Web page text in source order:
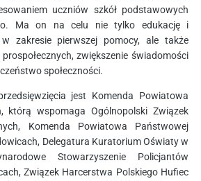
uczniów szkół podstawowych
Ma on na celu nie tylko edukację i
zakresie pierwszej pomocy, ale także
zwiększenie świadomości
społeczności.
jest Komenda Powiatowa
którą wspomaga Ogólnopolski Związek
Komenda Powiatowa Państwowej
Delegatura Kuratorium Oświaty w
Stowarzyszenie Policjantów
Związek Harcerstwa Polskiego Hufiec